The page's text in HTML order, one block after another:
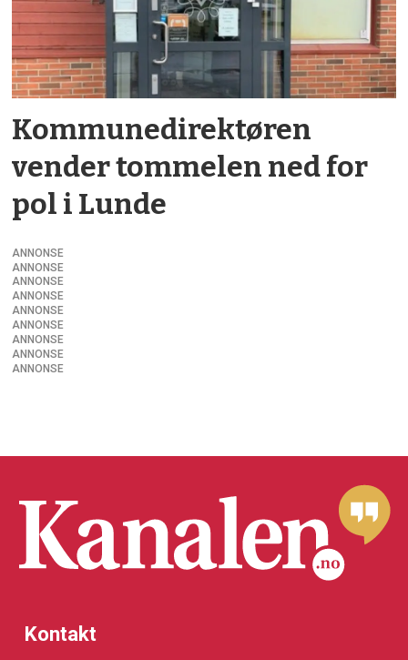
Kommune­­direktøren
vender tommelen ned for
pol i Lunde­
ANNONSE
ANNONSE
ANNONSE
ANNONSE
ANNONSE
ANNONSE
ANNONSE
ANNONSE
ANNONSE
Kontakt